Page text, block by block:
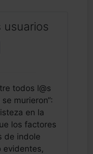
usuarios
todos l@s
murieron“:
en la
los factores
de indole
evidentes,